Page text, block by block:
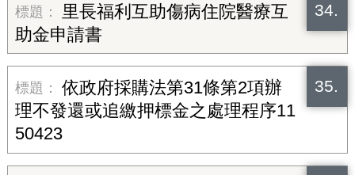
34.
里長福利互助傷病住院醫療互
助金申請書
35.
依政府採購法第31條第2項辦
理不發還或追繳押標金之處理程序11
50423